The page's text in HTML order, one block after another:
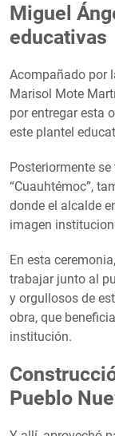
Miguel
educativas
Acompañado por
Marisol Mote
por entregar esta
este plantel
Posteriormente
“Cuauhtémoc”,
donde el alcalde
imagen
En esta
trabajar junto al
y orgullosos de
obra, que
institución.
Pueblo